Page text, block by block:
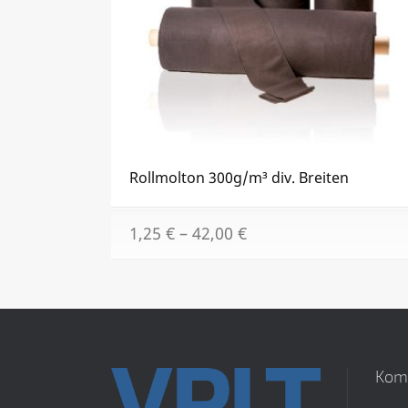
Rollmolton 300g/m³ div. Breiten
1,25 € – 42,00 €